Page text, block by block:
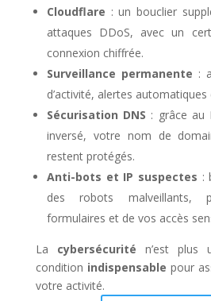
Cloudflare : un bouclier
attaques DDoS, avec un
connexion chiffrée.
Surveillance permanente :
d’activité, alertes automatiques
Sécurisation DNS : grâce au
inversé, votre nom de
restent protégés.
Anti-bots et IP suspectes :
des robots malveillants,
formulaires et de vos accès
La cybersécurité n’est plus
condition indispensable pour
votre activité.